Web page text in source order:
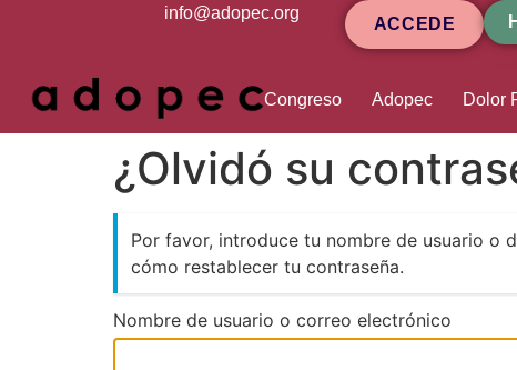
info@adopec.org
ACCEDE
Congreso Adopec Dolor
¿Olvidó su
Por favor, introduce tu nombre de usuario o
cómo restablecer tu contraseña.
Nombre de usuario o correo electrónico